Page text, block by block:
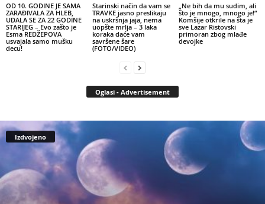
OD 10. GODINE JE SAMA
ZARAĐIVALA ZA HLEB,
UDALA SE ZA 22 GODINE
STARIJEG – Evo zašto je
Esma REDŽEPOVA
usvajala samo mušku
decu!
Starinski način da vam se
TRAVKE jasno preslikaju
na uskršnja jaja, nema
uopšte mrlja – 3 laka
koraka daće vam
savršene šare
(FOTO/VIDEO)
„Ne bih da mu sudim, ali
što je mnogo, mnogo je!“
Komšije otkrile na šta je
sve Lazar Ristovski
primoran zbog mlađe
devojke
Oglasi - Advertisement
Izdvojeno